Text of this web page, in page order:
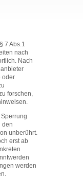
7 Abs.1
nach
Nach
oder
forschen,
den
unberührt.
erst ab
werden